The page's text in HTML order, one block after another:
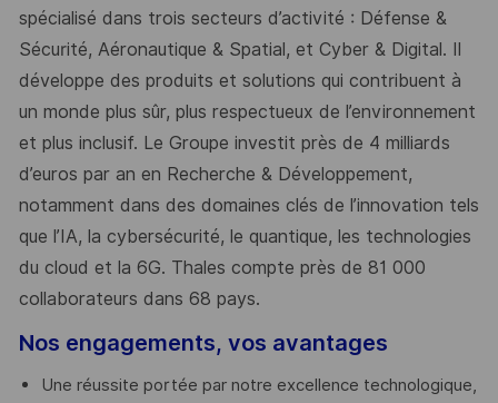
spécialisé dans trois secteurs d’activité : Défense &
Sécurité, Aéronautique & Spatial, et Cyber & Digital. Il
développe des produits et solutions qui contribuent à
un monde plus sûr, plus respectueux de l’environnement
et plus inclusif. Le Groupe investit près de 4 milliards
d’euros par an en Recherche & Développement,
notamment dans des domaines clés de l’innovation tels
que l’IA, la cybersécurité, le quantique, les technologies
du cloud et la 6G. Thales compte près de 81 000
collaborateurs dans 68 pays.
Nos engagements, vos avantages
Une réussite portée par notre excellence technologique,